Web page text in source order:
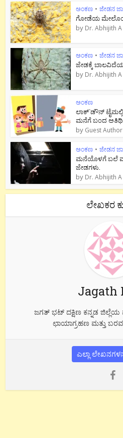
ಅಂಕಣ • ಜೇಡನ
ಗೋಡೆಯ
by Dr. Abhijith A
ಅಂಕಣ • ಜೇಡನ
ಜೇಡಕ್ಕೆ
by Dr. Abhijith A
ಅಂಕಣ
ಲಾಕ್`ಡೌನ್
ಮನೆಗೆ ಬಂದ
by Guest Author
ಅಂಕಣ • ಜೇಡನ
ಮನೆಯೊಳಗೆ ಬಲೆ
ಜೇಡಗಳು.
by Dr. Abhijith A
ಲೇಖಕರ
Jagath
ಜಗತ್ ಭಟ್ ದಕ್ಷಿಣ ಕನ್ನಡ ಜಿಲ್ಲೆಯ
ಛಾಯಾಗ್ರಹಣ ಮತ್ತು
ಎಲ್ಲಾ